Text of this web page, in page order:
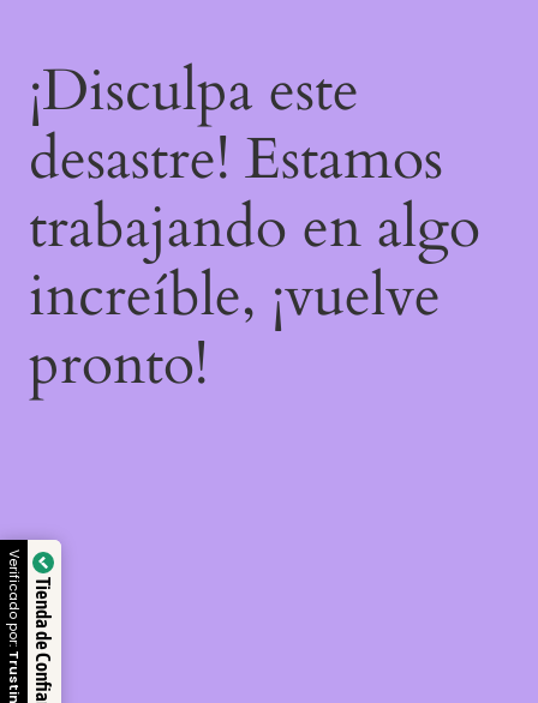
¡Disculpa este
desastre! Estamos
trabajando en algo
increíble, ¡vuelve
pronto!
Tienda de Confianza
Verificado por: